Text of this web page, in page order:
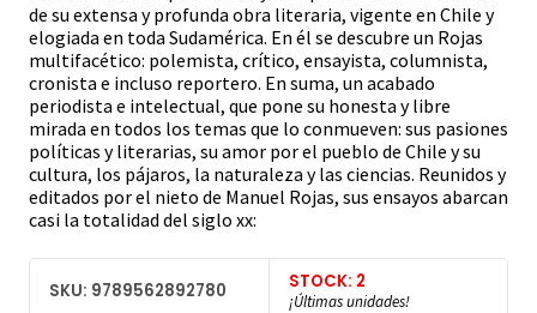
de su extensa y profunda obra literaria, vigente en Chile y
elogiada en toda Sudamérica. En él se descubre un Rojas
multifacético: polemista, crítico, ensayista, columnista,
cronista e incluso reportero. En suma, un acabado
periodista e intelectual, que pone su honesta y libre
mirada en todos los temas que lo conmueven: sus pasiones
políticas y literarias, su amor por el pueblo de Chile y su
cultura, los pájaros, la naturaleza y las ciencias. Reunidos y
editados por el nieto de Manuel Rojas, sus ensayos abarcan
casi la totalidad del siglo xx:
SKU: 9789562892780 STOCK: 2
¡Últimas unidades!